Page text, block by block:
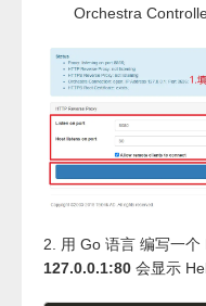
Orchestra
2. 用 Go 语言 编写一
127.0.0.1:80 会显示